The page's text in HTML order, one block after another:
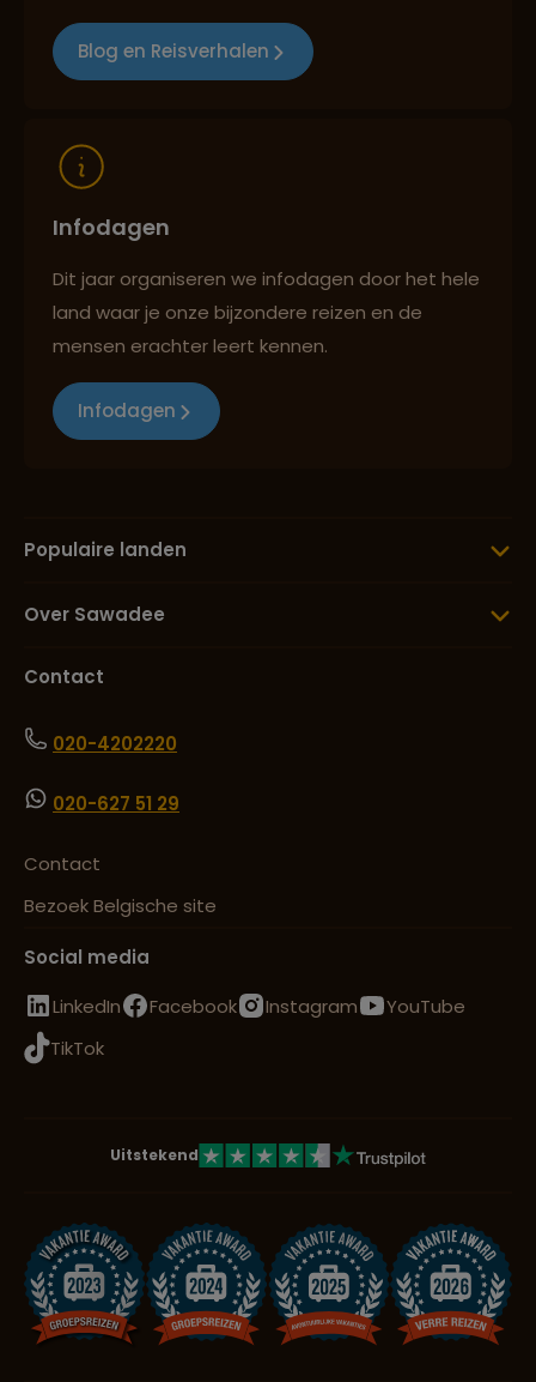
Blog en Reisverhalen
Infodagen
Dit jaar organiseren we infodagen door het hele
land waar je onze bijzondere reizen en de
mensen erachter leert kennen.
Infodagen
Populaire landen
Over Sawadee
Contact
020-4202220
020-627 51 29
Contact
Bezoek Belgische site
Social media
LinkedIn
Facebook Instagram
YouTube
TikTok
Uitstekend